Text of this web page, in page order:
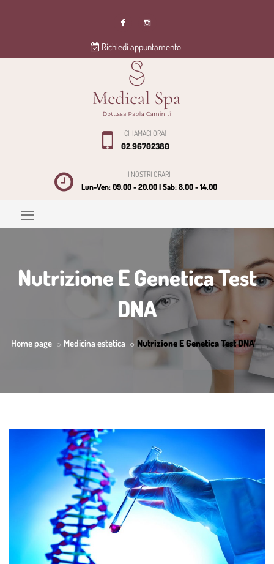
Richiedi appuntamento
CHIAMACI ORA!
02.96702380
I NOSTRI ORARI
Lun-Ven: 09.00 - 20.00 | Sab: 8.00 - 14.00
Nutrizione E Genetica Test
DNA
Home page Medicina estetica Nutrizione E Genetica Test DNA